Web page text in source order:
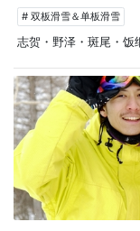
# 双板滑雪＆单板滑雪
志贺・野泽・斑尾・饭